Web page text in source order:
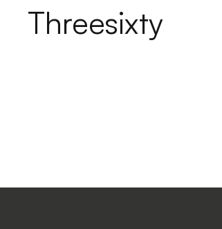
Threesixty